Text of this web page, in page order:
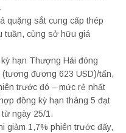
quặng sắt cung cấp thép
tuần, cùng sở hữu giá
hạn Thượng Hải đóng
đương 623 USD)/tấn,
trước đó – mức rẻ nhất
đồng kỳ hạn tháng 5 đạt
ngày 25/1.
giảm 1,7% phiên trước đấy,